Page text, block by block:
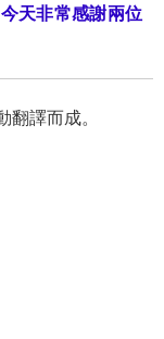
天非常感謝兩位
譯而成。